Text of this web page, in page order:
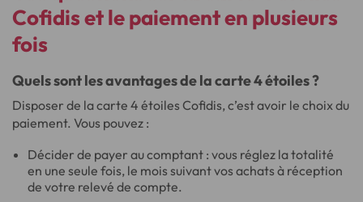
Cofidis et le paiement en plusieurs
fois
Quels sont les avantages de la carte 4 étoiles ?
Disposer de la carte 4 étoiles Cofidis, c’est avoir le choix du
paiement. Vous pouvez :
Décider de payer au comptant : vous réglez la totalité
en une seule fois, le mois suivant vos achats à réception
de votre relevé de compte.